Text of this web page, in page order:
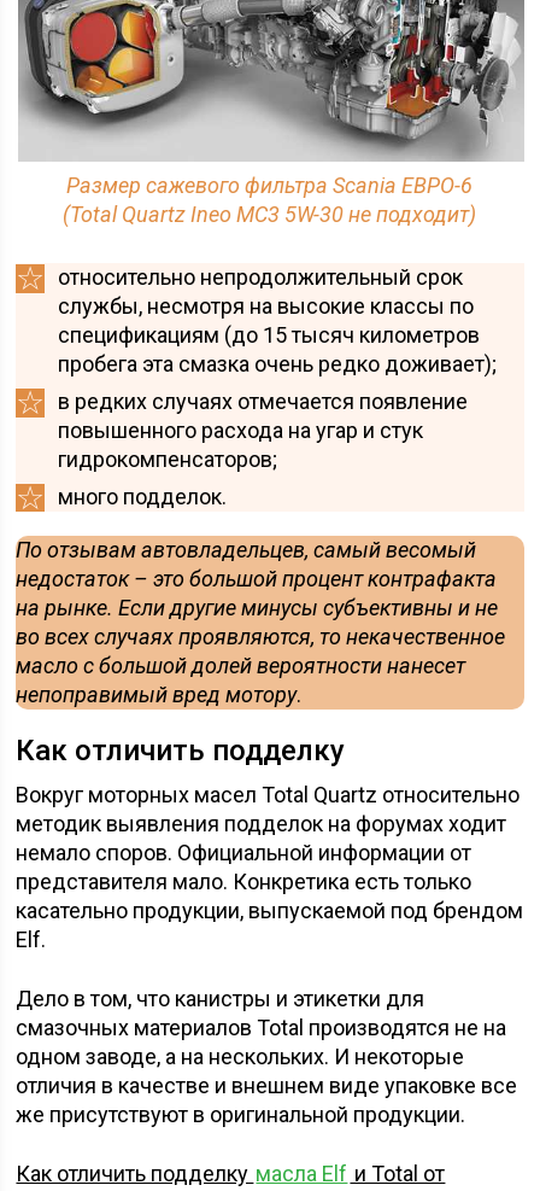
Размер сажевого фильтра Scania ЕВРО-6
(Total Quartz Ineo MC3 5W-30 не подходит)
относительно непродолжительный срок
службы, несмотря на высокие классы по
спецификациям (до 15 тысяч километров
пробега эта смазка очень редко доживает);
в редких случаях отмечается появление
повышенного расхода на угар и стук
гидрокомпенсаторов;
много подделок.
По отзывам автовладельцев, самый весомый
недостаток – это большой процент контрафакта
на рынке. Если другие минусы субъективны и не
во всех случаях проявляются, то некачественное
масло с большой долей вероятности нанесет
непоправимый вред мотору.
Как отличить подделку
Вокруг моторных масел Total Quartz относительно
методик выявления подделок на форумах ходит
немало споров. Официальной информации от
представителя мало. Конкретика есть только
касательно продукции, выпускаемой под брендом
Elf.
Дело в том, что канистры и этикетки для
смазочных материалов Total производятся не на
одном заводе, а на нескольких. И некоторые
отличия в качестве и внешнем виде упаковке все
же присутствуют в оригинальной продукции.
Как отличить подделку масла Elf и Total от